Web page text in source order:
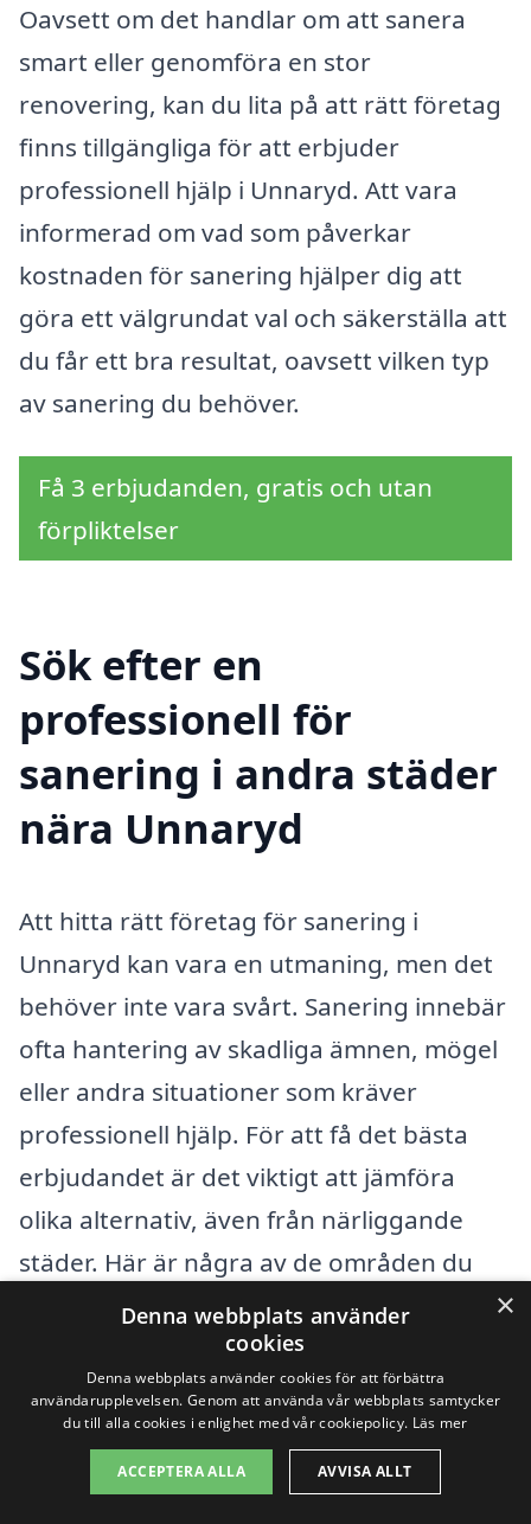
Oavsett om det handlar om att sanera
smart eller genomföra en stor
renovering, kan du lita på att rätt företag
finns tillgängliga för att erbjuder
professionell hjälp i Unnaryd. Att vara
informerad om vad som påverkar
kostnaden för sanering hjälper dig att
göra ett välgrundat val och säkerställa att
du får ett bra resultat, oavsett vilken typ
av sanering du behöver.
Få 3 erbjudanden, gratis och utan
förpliktelser
Sök efter en
professionell för
sanering i andra städer
nära Unnaryd
Att hitta rätt företag för sanering i
Unnaryd kan vara en utmaning, men det
behöver inte vara svårt. Sanering innebär
ofta hantering av skadliga ämnen, mögel
eller andra situationer som kräver
professionell hjälp. För att få det bästa
erbjudandet är det viktigt att jämföra
olika alternativ, även från närliggande
städer. Här är några av de områden du
kan överväga:
Hyltebruk
Åseda
Storebro
×
Denna webbplats använder
cookies
Denna webbplats använder cookies för att förbättra
användarupplevelsen. Genom att använda vår webbplats samtycker
du till alla cookies i enlighet med vår cookiepolicy. Läs mer
ACCEPTERA ALLA AVVISA ALLT